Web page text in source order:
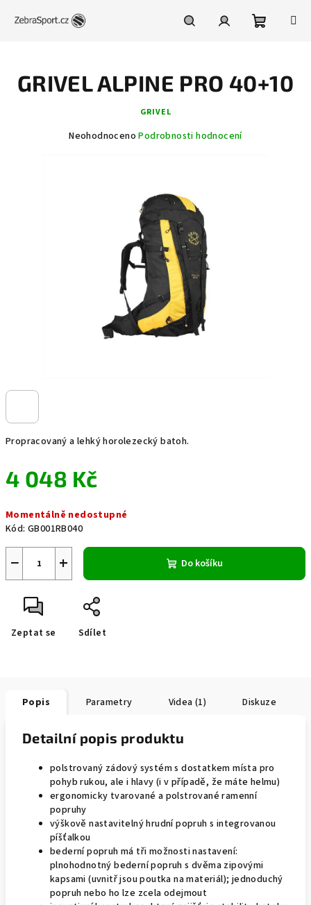
košík
Propracovaný a lehký horolezecký batoh.
4 048 Kč
cena:
Momentálně nedostupné
Kód: GB001RB040
+
− Do košíku
Zeptat se Sdílet
GRIVEL ALPINE PRO 40+10
GRIVEL
Průměrné
Neohodnoceno Podrobnosti hodnocení
Popis Parametry Videa (1) Diskuze
Detailní popis produktu
polstrovaný zádový systém s dostatkem místa pro
pohyb rukou, ale i hlavy (i v případě, že máte helmu)
ergonomicky tvarované a polstrované ramenní
popruhy
výškově nastavitelný hrudní popruh s integrovanou
píšťalkou
bederní popruh má tři možnosti nastavení:
plnohodnotný bederní popruh s dvěma zipovými
kapsami (uvnitř jsou poutka na materiál); jednoduchý
popruh nebo ho lze zcela odejmout